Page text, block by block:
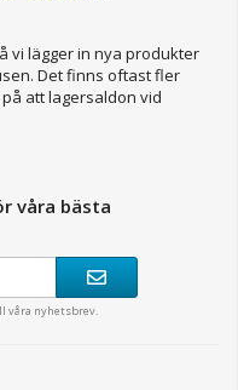
vi lägger in nya produkter
Det finns oftast fler
att lagersaldon vid
våra bästa
våra nyhetsbrev.